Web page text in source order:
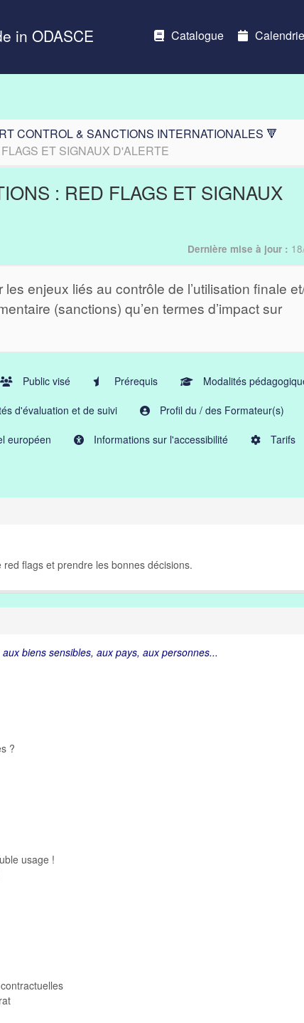
in ODASCE Catalogue
CONTROL & SANCTIONS INTERNATIONALES 🔻
ET SIGNAUX D'ALERTE
: RED FLAGS ET SIGNAUX
Dernière mise à jour :
enjeux liés au contrôle de l’utilisation finale
(sanctions) qu’en termes d’impact sur
Public visé Prérequis Modalités
d'évaluation et de suivi Profil du / des Formateur(s)
européen Informations sur l'accessibilité Tarifs
flags et prendre les bonnes décisions.
biens sensibles, aux pays, aux personnes...
?
usage !